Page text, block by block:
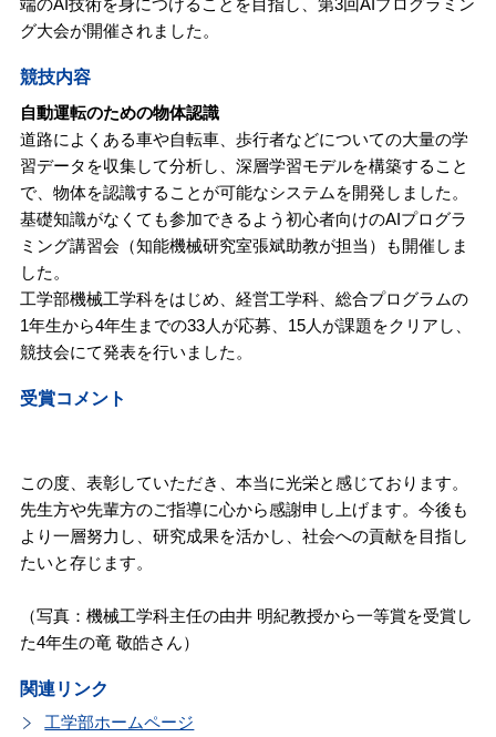
端のAI技術を身につけることを目指し、第3回AIプログラミン
グ大会が開催されました。
競技内容
自動運転のための物体認識
道路によくある車や自転車、歩行者などについての大量の学
習データを収集して分析し、深層学習モデルを構築すること
で、物体を認識することが可能なシステムを開発しました。
基礎知識がなくても参加できるよう初心者向けのAIプログラ
ミング講習会（知能機械研究室張斌助教が担当）も開催しま
した。
工学部機械工学科をはじめ、経営工学科、総合プログラムの
1年生から4年生までの33人が応募、15人が課題をクリアし、
競技会にて発表を行いました。
受賞コメント
この度、表彰していただき、本当に光栄と感じております。
先生方や先輩方のご指導に心から感謝申し上げます。今後も
より一層努力し、研究成果を活かし、社会への貢献を目指し
たいと存じます。
（写真：機械工学科主任の由井 明紀教授から一等賞を受賞し
た4年生の竜 敬皓さん）
関連リンク
工学部ホームページ